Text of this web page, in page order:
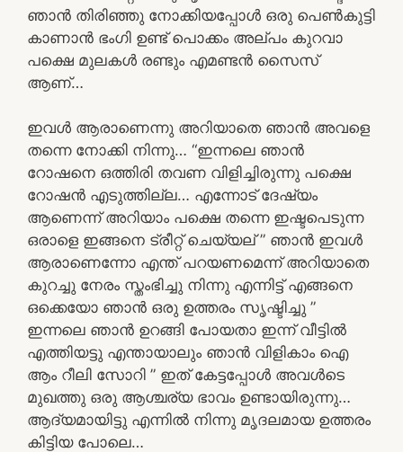
ഞാൻ തിരിഞ്ഞു നോക്കിയപ്പോൾ ഒരു പെൺകുട്ടി
കാണാൻ ഭംഗി ഉണ്ട് പൊക്കം അല്പം കുറവാ
പക്ഷെ മുലകൾ രണ്ടും എമണ്ടൻ സൈസ്
ആണ്…
ഇവൾ ആരാണെന്നു അറിയാതെ ഞാൻ അവളെ
തന്നെ നോക്കി നിന്നു… “ഇന്നലെ ഞാൻ
റോഷനെ ഒത്തിരി തവണ വിളിച്ചിരുന്നു പക്ഷെ
റോഷൻ എടുത്തില്ല… എന്നോട് ദേഷ്യം
ആണെന്ന് അറിയാം പക്ഷെ തന്നെ ഇഷ്ടപെടുന്ന
ഒരാളെ ഇങ്ങനെ ട്രീറ്റ്‌ ചെയ്യല് ” ഞാൻ ഇവൾ
ആരാണെന്നോ എന്ത് പറയണമെന്ന് അറിയാതെ
കുറച്ചു നേരം സ്തംഭിച്ചു നിന്നു എന്നിട്ട് എങ്ങനെ
ഒക്കെയോ ഞാൻ ഒരു ഉത്തരം സൃഷ്ടിച്ചു ”
ഇന്നലെ ഞാൻ ഉറങ്ങി പോയതാ ഇന്ന് വീട്ടിൽ
എത്തിയട്ടു എന്തായാലും ഞാൻ വിളികാം ഐ
ആം റീലി സോറി ” ഇത് കേട്ടപ്പോൾ അവൾടെ
മുഖത്തു ഒരു ആശ്ചര്യ ഭാവം ഉണ്ടായിരുന്നു…
ആദ്യമായിട്ടു എന്നിൽ നിന്നു മൃദലമായ ഉത്തരം
കിട്ടിയ പോലെ…